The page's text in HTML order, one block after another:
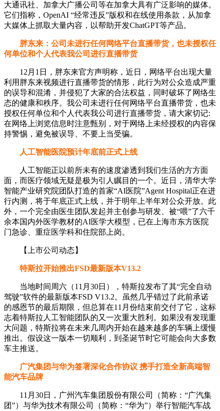
大通讯社、加拿大广播公司等在加拿大具有广泛影响的媒体。
它们指称，OpenAI “经常违反”版权和在线使用条款，从加拿
大媒体上抓取大量内容，以帮助开发ChatGPT等产品。
胖东来：公司未进行任何网络平台直播带货，也未授权任
何单位和个人代表我公司进行直播带货
12月1日，胖东来官方声明称，近日，网络平台出现大量
利用胖东来视频进行直播带货的情形，此行为对公众造成严重
的误导和混淆，并侵犯了大家的合法权益，同时破坏了网络生
态的健康和秩序。我公司未进行任何网络平台直播带货，也未
授权任何单位和个人代表我公司进行直播带货，请大家切记:
在网络上浏览信息时注意甄别，对于网络上未经授权的内容保
持警惕，避免被误导、不要上当受骗。
人工智能医院预计年底前正式上线
人工智能正以前所未有的速度渗透到我们生活的方方面
面，而医疗领域无疑是极为引人瞩目的一个。近日，清华大学
智能产业研究院团队打造的首家“AI医院”Agent Hospital正在进
行内测，将于年底正式上线，并于明年上半年对公众开放。此
外，一个完全由医生团队发起并主创参与研发、被“喂”了六千
余本国内外医学教材的AI医学大模型，已在上海市东方医院
门急诊、重症医学科和住院部上岗。
【上市公司动态】
特斯拉开始推出FSD最新版本V13.2
当地时间周六（11月30日），特斯拉发布了其“完全自动
驾驶”软件的最新版本FSD V13.2。虽然几乎错过了此前承诺
的感恩节的最后期限，但总算在11月份结束前交付了它，这标
志着特斯拉人工智能团队的又一次重大胜利。如果没有发现重
大问题，特斯拉将在未来几周内开始在越来越多的车辆上缓慢
推出。假设这一版本一切顺利，到圣诞节时它可能会向大多数
车主推送。
广汽集团与华为签署深化合作协议 携手打造全新高端智
能汽车品牌
11月30日，广州汽车集团股份有限公司（简称：“广汽集
团”）与华为技术有限公司（简称：“华为”）举行智能汽车战